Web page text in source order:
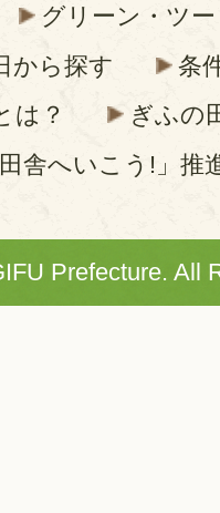
グリーン・ツ
から探す
条
は？
ぎふの
田舎へいこう!」推
Prefecture. All